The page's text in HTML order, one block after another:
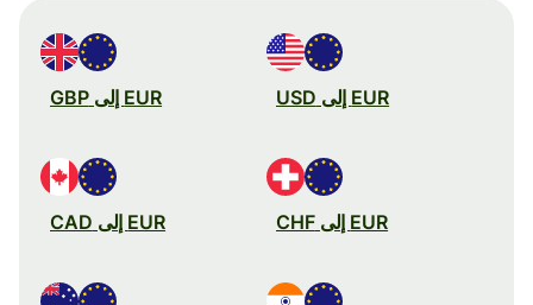
EUR إلى USD EUR إلى GBP
EUR إلى CHF EUR إلى CAD